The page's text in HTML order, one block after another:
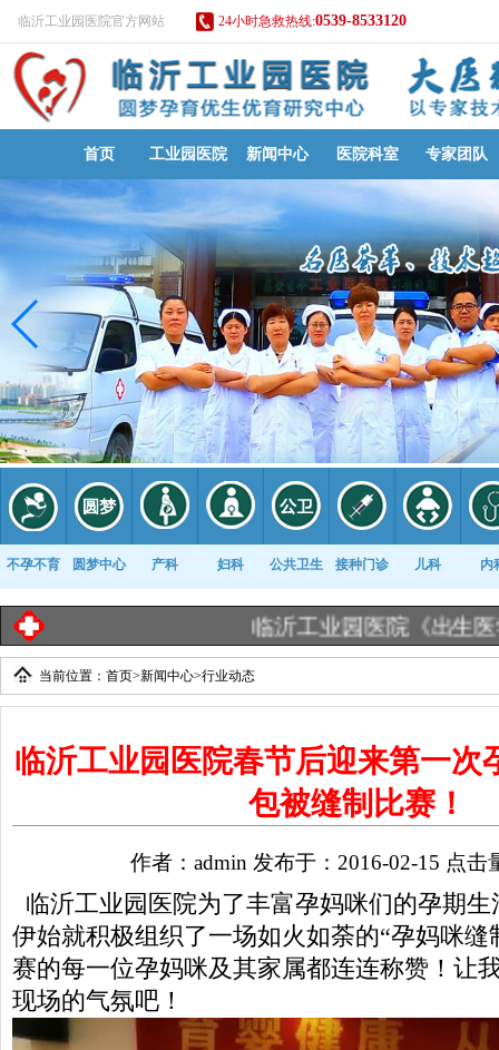
临沂工业园医院官方网站 24小时急救热线:0539-8533120
首页 工业园医院 新闻中心 医院科室 专家团队
不孕不育 圆梦中心 产科 妇科 公共卫生 接种门诊 儿科 内
康复科
临沂工业园医院《出生医学证明》告知栏 |临
当前位置： 首页>新闻中心>行业动态
临沂工业园医院春节后迎来第一次
包被缝制比赛！
作者：admin 发布于：2016-02-15 点击
临沂工业园医院为了丰富孕妈咪们的孕期生
伊始就积极组织了一场如火如荼的“孕妈咪缝
赛的每一位孕妈咪及其家属都连连称赞！让
现场的气氛吧！